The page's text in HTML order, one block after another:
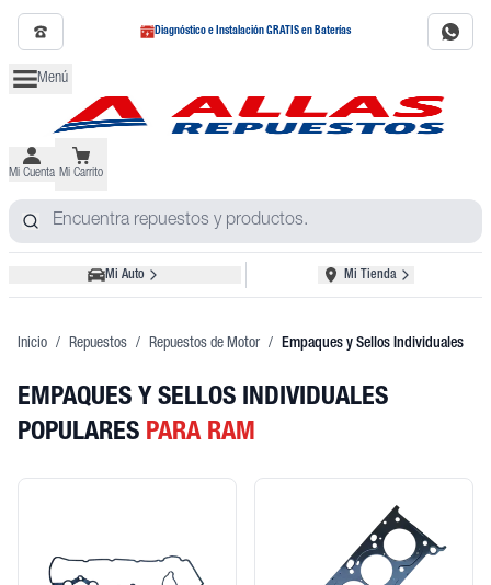
Diagnóstico e Instalación GRATIS en Baterías
Menú
Mi Cuenta Mi Carrito
Mi Auto Mi Tienda
Inicio / Repuestos / Repuestos de Motor / Empaques y Sellos Individuales
EMPAQUES Y SELLOS INDIVIDUALES
POPULARES PARA RAM